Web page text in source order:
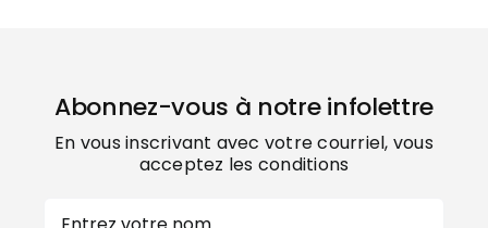
Abonnez-vous à notre infolettre
En vous inscrivant avec votre courriel, vous
acceptez les conditions